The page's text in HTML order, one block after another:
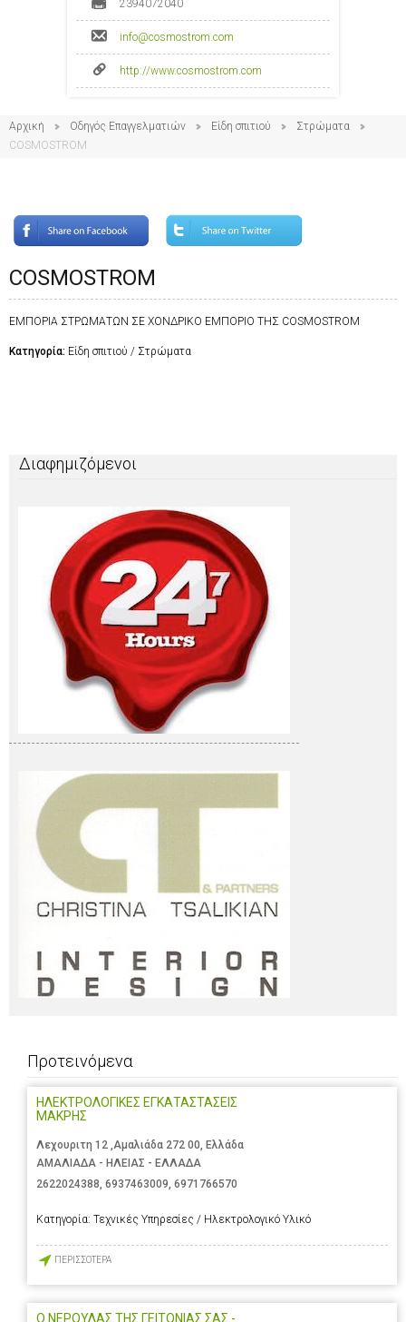
2394072040
info@cosmostrom.com
http://www.cosmostrom.com
Αρχική Οδηγός Επαγγελματιών Είδη σπιτιού
Στρώματα
COSMOSTROM
COSMOSTROM
ΕΜΠΟΡΙΑ ΣΤΡΩΜΑΤΩΝ ΣΕ ΧΟΝΔΡΙΚΟ ΕΜΠΟΡΙΟ ΤΗΣ COSMOSTROM
Κατηγορία: Είδη σπιτιού / Στρώματα
Διαφημιζόμενοι
Προτεινόμενα
ΗΛΕΚΤΡΟΛΟΓΙΚΕΣ ΕΓΚΑΤΑΣΤΑΣΕΙΣ
ΜΑΚΡΗΣ
Λεχουριτη 12 ,Αμαλιάδα 272 00, Ελλάδα
ΑΜΑΛΙΑΔΑ - ΗΛΕΙΑΣ - ΕΛΛΑΔΑ
2622024388, 6937463009, 6971766570
Κατηγορία: Τεχνικές Υπηρεσίες / Ηλεκτρολογικό Υλικό
ΠΕΡΙΣΣΟΤΕΡΑ
Ο ΝΕΡΟΥΛΑΣ ΤΗΣ ΓΕΙΤΟΝΙΑΣ ΣΑΣ -